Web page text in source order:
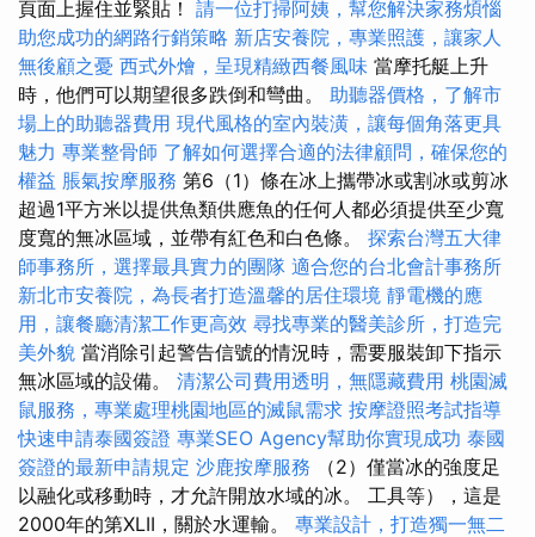
頁面上握住並緊貼！ 請一位打掃阿姨，幫您解決家務煩惱
助您成功的網路行銷策略 新店安養院，專業照護，讓家人
無後顧之憂 西式外燴，呈現精緻西餐風味 當摩托艇上升
時，他們可以期望很多跌倒和彎曲。 助聽器價格，了解市
場上的助聽器費用 現代風格的室內裝潢，讓每個角落更具
魅力 專業整骨師 了解如何選擇合適的法律顧問，確保您的
權益 脹氣按摩服務 第6（1）條在冰上攜帶冰或割冰或剪冰
超過1平方米以提供魚類供應魚的任何人都必須提供至少寬
度寬的無冰區域，並帶有紅色和白色條。 探索台灣五大律
師事務所，選擇最具實力的團隊 適合您的台北會計事務所
新北市安養院，為長者打造溫馨的居住環境 靜電機的應
用，讓餐廳清潔工作更高效 尋找專業的醫美診所，打造完
美外貌 當消除引起警告信號的情況時，需要服裝卸下指示
無冰區域的設備。 清潔公司費用透明，無隱藏費用 桃園滅
鼠服務，專業處理桃園地區的滅鼠需求 按摩證照考試指導
快速申請泰國簽證 專業SEO Agency幫助你實現成功 泰國
簽證的最新申請規定 沙鹿按摩服務
（2）僅當冰的強度足
以融化或移動時，才允許開放水域的冰。 工具等），這是
2000年的第XLII，關於水運輸。 專業設計，打造獨一無二